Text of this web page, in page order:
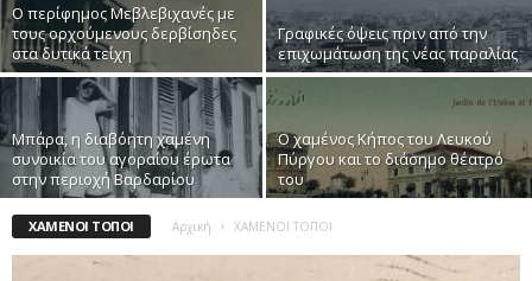
Ο περίφημος Μεβλεβιχανές με
τους ορχούμενους δερβίσηδες
στα δυτικά τείχη
Γραφικές όψεις πριν από την
επιχωμάτωση της νέας παραλίας
Μπάρα, η διαβόητη χαμένη
συνοικία του αγοραίου έρωτα
στην περιοχή Βαρδαρίου
Ο χαμένος Κήπος του Λευκού
Πύργου και το διάσημο θέατρό
του
ΧΑΜΕΝΟΙ ΤΟΠΟΙ Αρχική ΧΑΜΕΝΟΙ ΤΟΠΟΙ